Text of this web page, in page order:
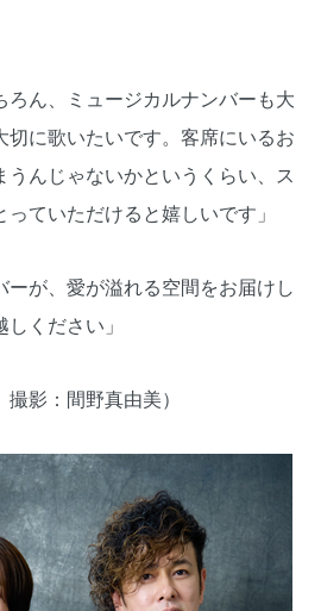
ろん、ミュージカルナンバーも大
に歌いたいです。客席にいるお
んじゃないかというくらい、ス
ていただけると嬉しいです」
ーが、愛が溢れる空間をお届けし
ください」
影：間野真由美）